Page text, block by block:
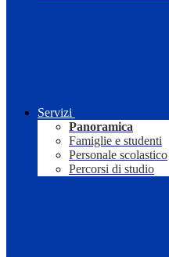
Servizi
Panoramica
Famiglie e studenti
Personale scolastico
Percorsi di studio